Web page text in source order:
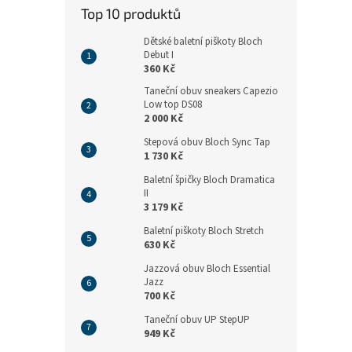
Top 10 produktů
Dětské baletní piškoty Bloch
Debut I
360 Kč
Taneční obuv sneakers Capezio
Low top DS08
2 000 Kč
Stepová obuv Bloch Sync Tap
1 730 Kč
Baletní špičky Bloch Dramatica
II
3 179 Kč
Baletní piškoty Bloch Stretch
630 Kč
Jazzová obuv Bloch Essential
Jazz
700 Kč
Taneční obuv UP StepUP
949 Kč